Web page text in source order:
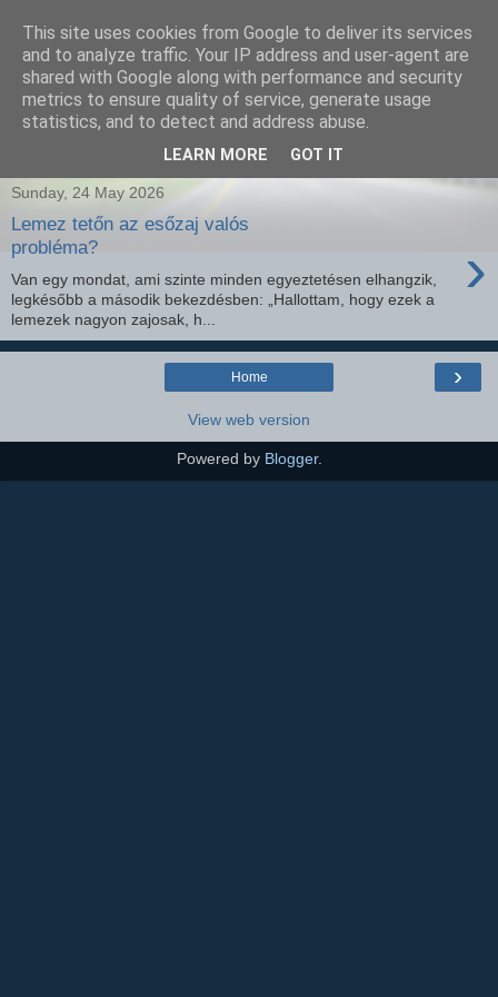
SEO szakértő
Sunday, 24 May 2026
Lemez tetőn az esőzaj valós
probléma?
›
Van egy mondat, ami szinte minden egyeztetésen elhangzik,
legkésőbb a második bekezdésben: „Hallottam, hogy ezek a
lemezek nagyon zajosak, h...
›
Home
View web version
Powered by Blogger.
This site uses cookies from Google to deliver its services
and to analyze traffic. Your IP address and user-agent are
shared with Google along with performance and security
metrics to ensure quality of service, generate usage
statistics, and to detect and address abuse.
LEARN MORE GOT IT